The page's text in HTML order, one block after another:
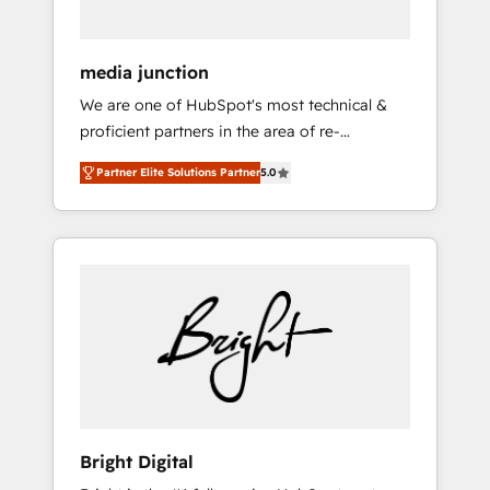
media junction
We are one of HubSpot's most technical &
proficient partners in the area of re-
platforming, website design & development.
We specialize in multi-hub implementations
for mid-market & enterprise companies. We
are woman-owned, powered by coffee, and
Impact Award 🏆2022 Technical Expertise
Impact Award 🏆2022 Platform Migration
Excellence Impact Award 🏆2020 Elite
Solutions Partner 🏆2019 Integrations
Website Design HubSpot Impact Award 🏆
Partner Elite Solutions Partner5.0
Bright Digital